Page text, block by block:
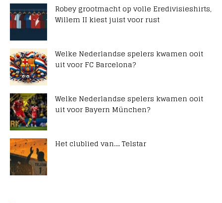
Robey grootmacht op volle Eredivisieshirts,
Willem II kiest juist voor rust
Welke Nederlandse spelers kwamen ooit
uit voor FC Barcelona?
Welke Nederlandse spelers kwamen ooit
uit voor Bayern München?
Het clublied van…. Telstar